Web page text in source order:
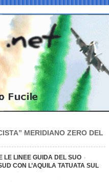
MERIDIANO ZERO DEL
LE LINEE GUIDA DEL SUO
CON L’AQUILA TATUATA SUL